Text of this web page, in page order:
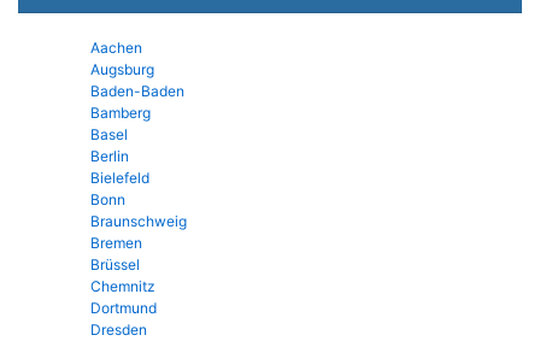
Aachen
Augsburg
Baden-Baden
Bamberg
Basel
Berlin
Bielefeld
Bonn
Braunschweig
Bremen
Brüssel
Chemnitz
Dortmund
Dresden